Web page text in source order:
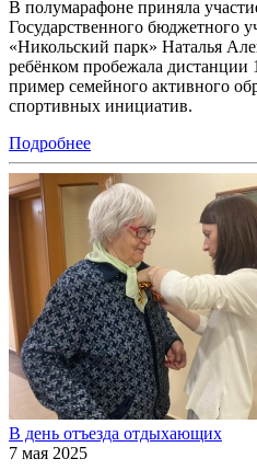
В полумарафоне приняла
Государственного бюджетного
«Никольский парк» Наталья
ребёнком пробежала
пример семейного активного
спортивных инициатив.
Подробнее
В день отъезда отдыхающих
7 мая 2025